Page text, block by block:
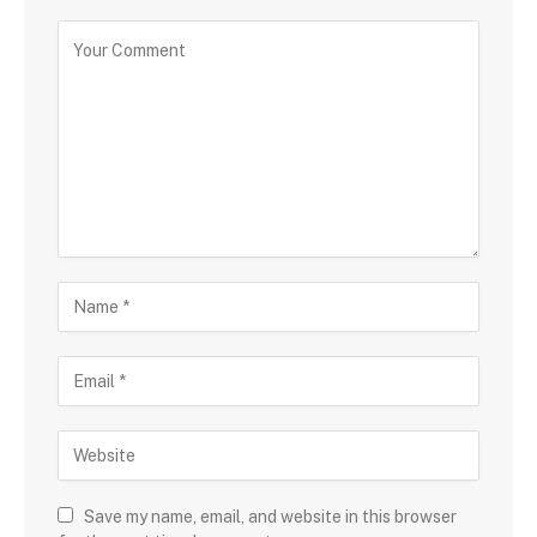
Save my name, email, and website in this browser